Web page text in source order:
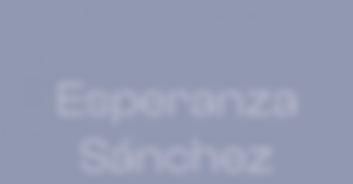
Esperanza
Sánchez